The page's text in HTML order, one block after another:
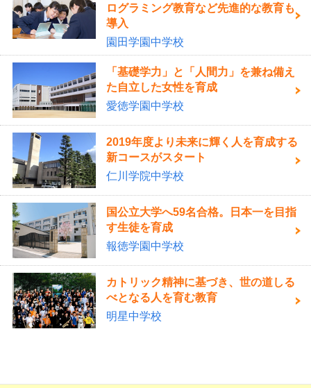
ログラミング教育など先進的な教育も
導入
園田学園中学校
「基礎学力」と「人間力」を兼ね備え
た自立した女性を育成
愛徳学園中学校
2019年度より未来に輝く人を育成する
新コースがスタート
仁川学院中学校
国公立大学へ59名合格。日本一を目指
す生徒を育成
報徳学園中学校
カトリック精神に基づき、世の道しる
べとなる人を育む教育
明星中学校